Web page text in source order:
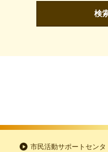
検
市民活動サポートセンタ